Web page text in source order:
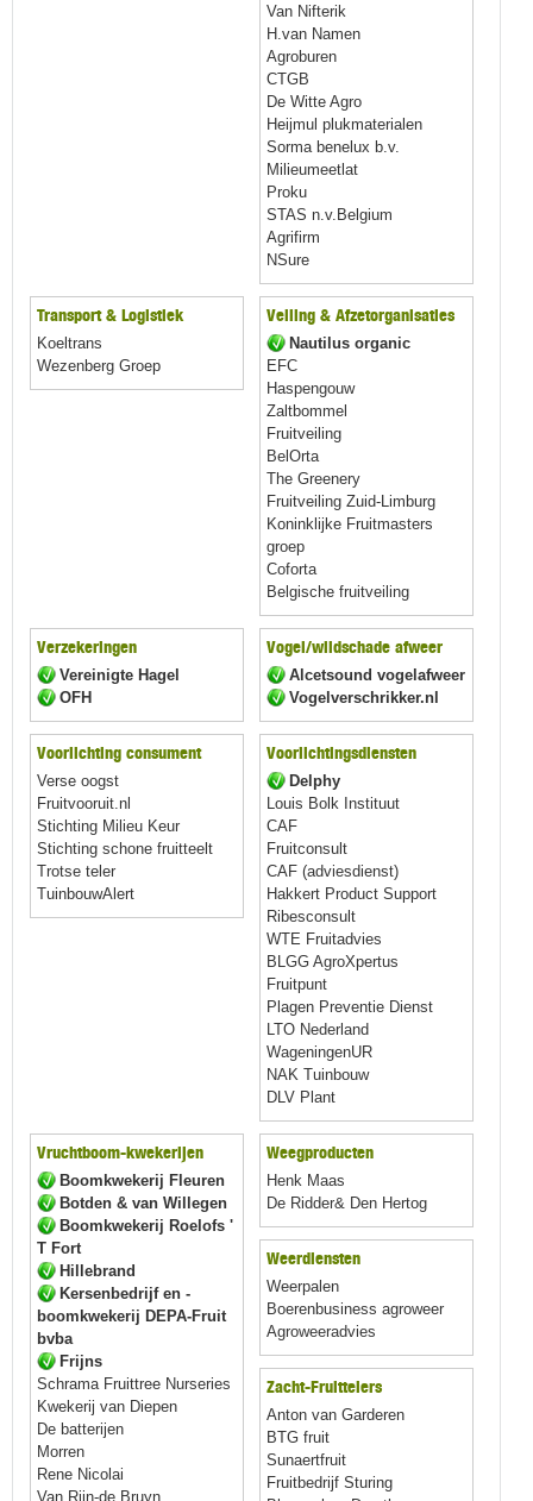
Van Nifterik
H.van Namen
Agroburen
CTGB
De Witte Agro
Heijmul plukmaterialen
Sorma benelux b.v.
Milieumeetlat
Proku
STAS n.v.Belgium
Agrifirm
NSure
Transport & Logistiek
Koeltrans
Wezenberg Groep
Veiling & Afzetorganisaties
Nautilus organic
EFC
Haspengouw
Zaltbommel
Fruitveiling
BelOrta
The Greenery
Fruitveiling Zuid-Limburg
Koninklijke Fruitmasters
groep
Coforta
Belgische fruitveiling
Verzekeringen
Vereinigte Hagel
OFH
Vogel/wildschade afweer
Alcetsound vogelafweer
Vogelverschrikker.nl
Voorlichting consument
Verse oogst
Fruitvooruit.nl
Stichting Milieu Keur
Stichting schone fruitteelt
Trotse teler
TuinbouwAlert
Voorlichtingsdiensten
Delphy
Louis Bolk Instituut
CAF
Fruitconsult
CAF (adviesdienst)
Hakkert Product Support
Ribesconsult
WTE Fruitadvies
BLGG AgroXpertus
Fruitpunt
Plagen Preventie Dienst
LTO Nederland
WageningenUR
NAK Tuinbouw
DLV Plant
Vruchtboom-kwekerijen
Boomkwekerij Fleuren
Botden & van Willegen
Boomkwekerij Roelofs '
T Fort
Hillebrand
Kersenbedrijf en -
boomkwekerij DEPA-Fruit
bvba
Frijns
Schrama Fruittree Nurseries
Kwekerij van Diepen
De batterijen
Morren
Rene Nicolai
Van Rijn-de Bruyn
Weegproducten
Henk Maas
De Ridder& Den Hertog
Weerdiensten
Weerpalen
Boerenbusiness agroweer
Agroweeradvies
Zacht-Fruittelers
Anton van Garderen
BTG fruit
Sunaertfruit
Fruitbedrijf Sturing